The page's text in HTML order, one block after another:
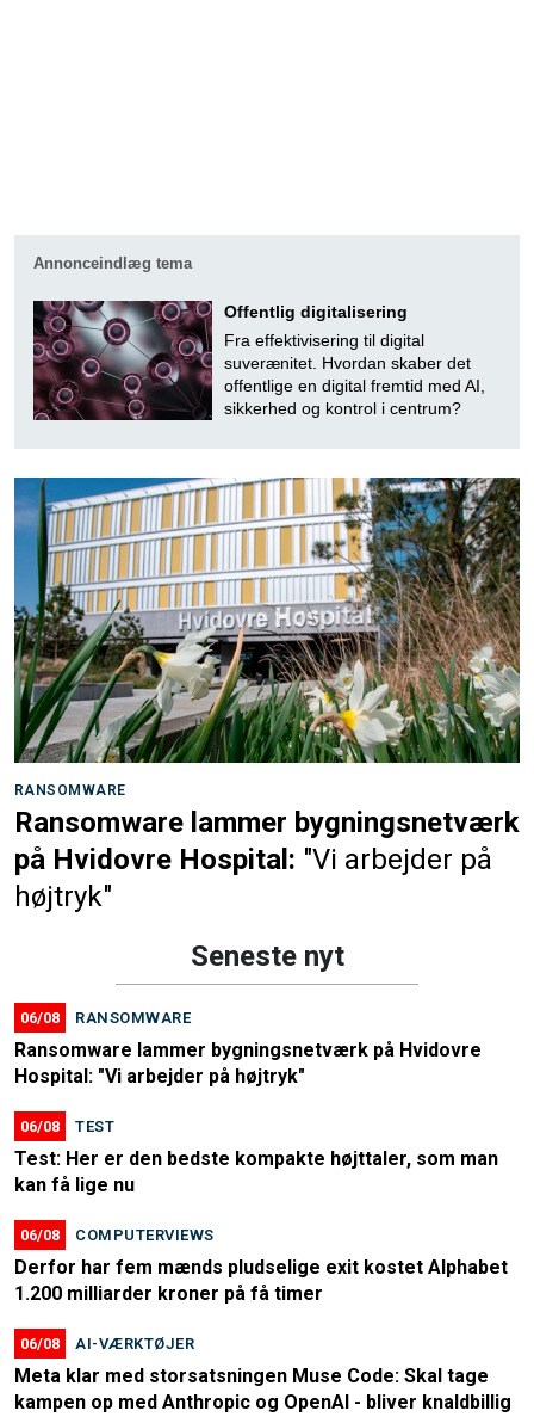
Annonceindlæg tema
Offentlig digitalisering
Fra effektivisering til digital
suverænitet. Hvordan skaber det
offentlige en digital fremtid med AI,
sikkerhed og kontrol i centrum?
RANSOMWARE
Ransomware lammer bygningsnetværk
på Hvidovre Hospital: "Vi arbejder på
højtryk"
Seneste nyt
06/08 RANSOMWARE
Ransomware lammer bygningsnetværk på Hvidovre
Hospital: "Vi arbejder på højtryk"
06/08 TEST
Test: Her er den bedste kompakte højttaler, som man
kan få lige nu
06/08 COMPUTERVIEWS
Derfor har fem mænds pludselige exit kostet Alphabet
1.200 milliarder kroner på få timer
06/08 AI-VÆRKTØJER
Meta klar med storsatsningen Muse Code: Skal tage
kampen op med Anthropic og OpenAI - bliver knaldbillig